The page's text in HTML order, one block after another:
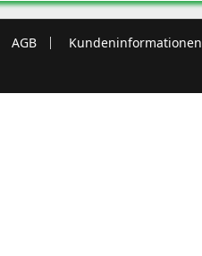
AGB Kundeninformationen